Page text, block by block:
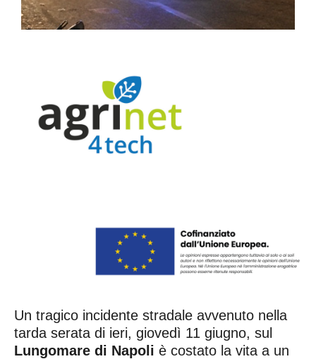
Un tragico incidente stradale avvenuto nella
tarda serata di ieri, giovedì 11 giugno, sul
Lungomare di Napoli è costato la vita a un